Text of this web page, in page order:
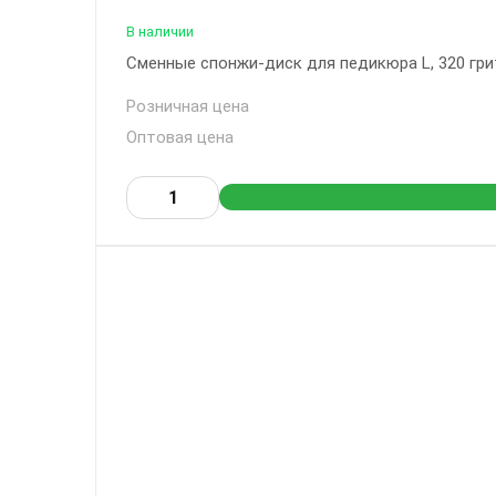
В наличии
Сменные спонжи-диск для педикюра L, 320
Розничная цена
Оптовая цена